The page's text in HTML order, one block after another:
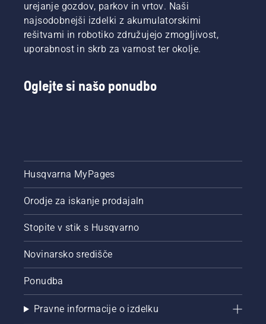
urejanje gozdov, parkov in vrtov. Naši
najsodobnejši izdelki z akumulatorskimi
rešitvami in robotiko združujejo zmogljivost,
uporabnost in skrb za varnost ter okolje.
Oglejte si našo ponudbo
Husqvarna MyPages
Orodje za iskanje prodajaln
Stopite v stik s Husqvarno
Novinarsko središče
Ponudba
Pravne informacije o izdelku